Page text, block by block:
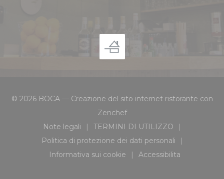
© 2026 BOCA — Creazione del sito internet ristorante con
Zenchef((apre una nuova finestra))
Note legali
((apre una nuova finestra))
TERMINI DI UTILIZZO
((apre una nuova
Politica di protezione dei dati personali
((apre una nuova finestra))
Informativa sui cookie
((apre una nuova finestra))
Accessibilita